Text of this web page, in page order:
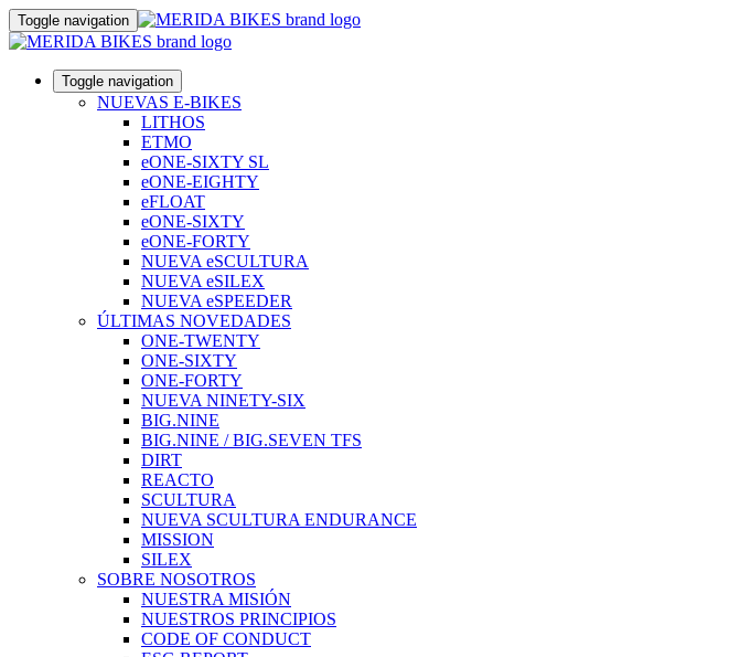
Toggle navigation
Toggle navigation
NUEVAS E-BIKES
LITHOS
ETMO
eONE-SIXTY SL
eONE-EIGHTY
eFLOAT
eONE-SIXTY
eONE-FORTY
NUEVA eSCULTURA
NUEVA eSILEX
NUEVA eSPEEDER
ÚLTIMAS NOVEDADES
ONE-TWENTY
ONE-SIXTY
ONE-FORTY
NUEVA NINETY-SIX
BIG.NINE
BIG.NINE / BIG.SEVEN TFS
DIRT
REACTO
SCULTURA
NUEVA SCULTURA ENDURANCE
MISSION
SILEX
SOBRE NOSOTROS
NUESTRA MISIÓN
NUESTROS PRINCIPIOS
CODE OF CONDUCT